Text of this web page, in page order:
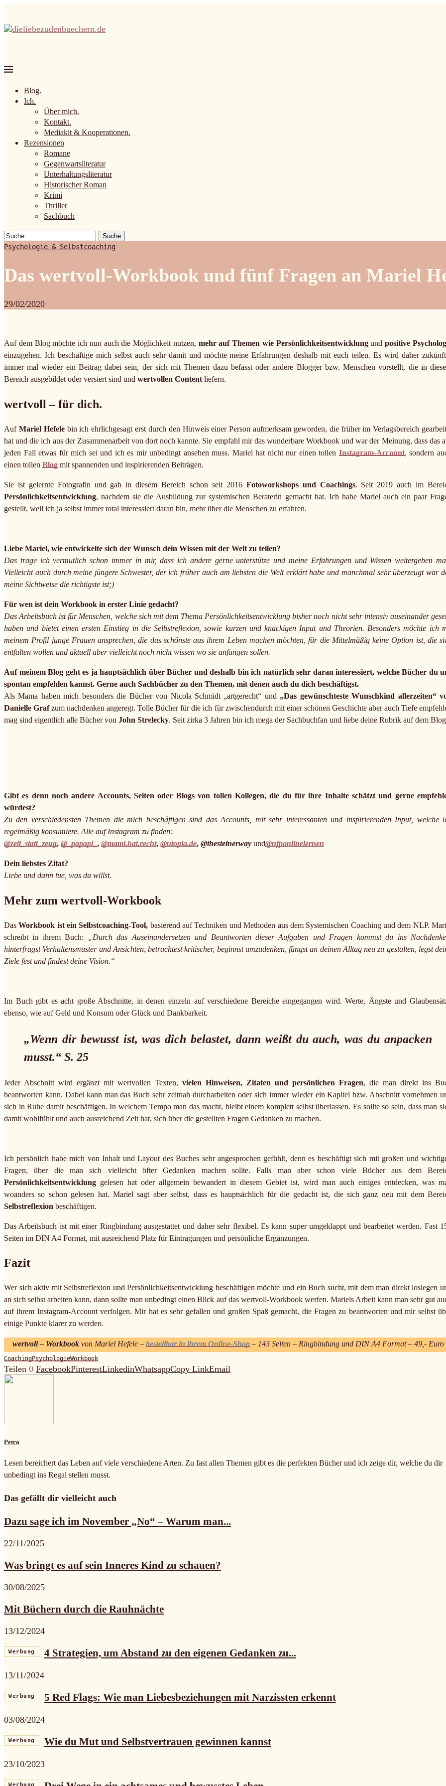
Blog.
Ich.
Über mich.
Kontakt.
Mediakit & Kooperationen.
Rezensionen
Romane
Gegenwartsliteratur
Unterhaltungsliteratur
Historischer Roman
Krimi
Thriller
Sachbuch
Suche
Psychologie & Selbstcoaching
Das wertvoll-Workbook und fünf Fragen an Mariel
29/02/2020
Auf dem Blog möchte ich nun auch die Möglichkeit nutzen, mehr auf Themen wie Persönlichkeitsentwicklungundpositive
einzugehen. Ich beschäftige mich selbst auch sehr damit und möchte meine Erfahrungen deshalb mit euch teilen. Es wird daher
immer mal wieder ein Beitrag dabei sein, der sich mit Themen dazu befasst oder andere Blogger bzw. Menschen vorstellt, die in
Bereich ausgebildet oder versiert sind und wertvollen Content liefern.
wertvoll – für dich.
Auf Mariel Hefelebin ich ehrlichgesagt erst durch den Hinweis einer Person aufmerksam geworden, die früher im Verlagsbereich
hat und die ich aus der Zusammenarbeit von dort noch kannte. Sie empfahl mir das wunderbare Workbook und war der Meinung, dass das
jeden Fall etwas für mich sei und ich es mir unbedingt ansehen muss. Mariel hat nicht nur einen tollen Instagram-Account, sondern
einen tollen Blog mit spannenden und inspirierenden Beiträgen.
Sie ist gelernte Fotografin und gab in diesem Bereich schon seit 2016 Fotoworkshops und Coachings. Seit 2019 auch im
Persönlichkeitsentwicklung, nachdem sie die Ausbildung zur systemischen Beraterin gemacht hat. Ich habe Mariel auch ein paar
gestellt, weil ich ja selbst immer total interessiert daran bin, mehr über die Menschen zu erfahren.
Liebe Mariel, wie entwickelte sich der Wunsch dein Wissen mit der Welt zu teilen?
Das trage ich vermutlich schon immer in mir, dass ich andere gerne unterstütze und meine Erfahrungen und Wissen weitergeben
Vielleicht auch durch meine jüngere Schwester, der ich früher auch am liebsten die Welt erklärt habe und manchmal sehr überzeugt war
meine Sichtweise die richtigste ist;)
Für wen ist dein Workbook in erster Linie gedacht?
Das Arbeitsbuch ist für Menschen, welche sich mit dem Thema Persönlichkeitsentwicklung bisher noch nicht sehr intensiv auseinander
haben und bietet einen ersten Einstieg in die Selbstreflexion, sowie kurzen und knackigen Input und Theorien. Besonders möchte ich
meinem Profil junge Frauen ansprechen, die das schönste aus ihrem Leben machen möchten, für die Mittelmäßig keine Option ist, die
entfalten wollen und aktuell aber vielleicht noch nicht wissen wo sie anfangen sollen.
Auf meinem Blog geht es ja hauptsächlich über Bücher und deshalb bin ich natürlich sehr daran interessiert, welche Bücher du
spontan empfehlen kannst. Gerne auch Sachbücher zu den Themen, mit denen auch du dich beschäftigst.
Als Mama haben mich besonders die Bücher von Nicola Schmidt „artgerecht“ und „Das gewünschteste Wunschkind allerzeiten“
Danielle Grafzum nachdenken angeregt. Tolle Bücher für die ich für zwischendurch mit einer schönen Geschichte aber auch Tiefe
mag sind eigentlich alle Bücher von John Strelecky. Seit zirka 3 Jahren bin ich mega der Sachbuchfan und liebe deine Rubrik auf dem
Gibt es denn noch andere Accounts, Seiten oder Blogs von tollen Kollegen, die du für ihre Inhalte schätzt und gerne
würdest?
Zu den verschiedensten Themen die mich beschäftigen sind das Accounts, mit sehr interessanten und inspirierenden Input, welche
regelmäßig konsumiere. Alle auf Instagram zu finden:
@zeit_statt_zeug, @_papapi_ , @mami.hat.recht, @utopia.de, @thesteinerway und@nfponlinelernen
Dein liebstes Zitat?
Liebe und dann tue, was du willst.
Mehr zum wertvoll-Workbook
DasWorkbook ist ein Selbstcoaching-Tool, basierend auf Techniken und Methoden aus dem Systemischen Coaching und dem NLP.
schreibt in ihrem Buch:
„Durch das Auseinandersetzen und Beantworten dieser Aufgaben und Fragen kommst du ins
hinterfragst Verhaltensmuster und Ansichten, betrachtest kritischer, beginnst umzudenken, fängst an deinen Alltag neu zu gestalten, legst
Ziele fest und findest deine Vision.“
Im Buch gibt es acht große Abschnitte, in denen einzeln auf verschiedene Bereiche eingegangen wird. Werte, Ängste und
ebenso, wie auf Geld und Konsum oder Glück und Dankbarkeit.
„Wenn dir bewusst ist, was dich belastet, dann weißt du auch, was du anpacken
musst.“ S. 25
Jeder Abschnitt wird ergänzt mit wertvollen Texten, vielen Hinweisen, Zitaten und persönlichen Fragen, die man direkt ins
beantworten kann. Dabei kann man das Buch sehr zeitnah durcharbeiten oder sich immer wieder ein Kapitel bzw. Abschnitt vornehmen
sich in Ruhe damit beschäftigen. In welchem Tempo man das macht, bleibt einem komplett selbst überlassen. Es sollte so sein, dass man
damit wohlfühlt und auch ausreichend Zeit hat, sich über die gestellten Fragen Gedanken zu machen.
Ich persönlich habe mich von Inhalt und Layout des Buches sehr angesprochen gefühlt, denn es beschäftigt sich mit großen und
Fragen, über die man sich vielleicht öfter Gedanken machen sollte. Falls man aber schon viele Bücher aus dem
Persönlichkeitsentwicklung gelesen hat oder allgemein bewandert in diesem Gebiet ist, wird man auch einiges entdecken, was
woanders so schon gelesen hat. Mariel sagt aber selbst, dass es hauptsächlich für die gedacht ist, die sich ganz neu mit dem
Selbstreflexion beschäftigen.
Das Arbeitsbuch ist mit einer Ringbindung ausgestattet und daher sehr flexibel. Es kann super umgeklappt und bearbeitet werden. Fast
Seiten im DIN A4 Format, mit ausreichend Platz für Eintragungen und persönliche Ergänzungen.
Fazit
Wer sich aktiv mit Selbstreflexion und Persönlichkeitsentwicklung beschäftigen möchte und ein Buch sucht, mit dem man direkt loslegen
an sich selbst arbeiten kann, dann sollte man unbedingt einen Blick auf das wertvoll-Workbook werfen. Mariels Arbeit kann man sehr gut
auf ihrem Instagram-Account verfolgen. Mir hat es sehr gefallen und großen Spaß gemacht, die Fragen zu beantworten und mir selbst
einige Punkte klarer zu werden.
wertvoll – Workbookvon Mariel Hefele – bestellbar in ihrem Online-Shop– 143 Seiten – Ringbindung und DIN A4 Format – 49,- Euro
CoachingPsychologieWorkbook
Teilen 0 FacebookPinterestLinkedinWhatsappCopy LinkEmail
Petra
Lesen bereichert das Leben auf viele verschiedene Arten. Zu fast allen Themen gibt es die perfekten Bücher und ich zeige dir, welche du dir
unbedingt ins Regal stellen musst.
Das gefällt dir vielleicht auch
Dazu sage ich im November „No“ – Warum man...
22/11/2025
Was bringt es auf sein Inneres Kind zu schauen?
30/08/2025
Mit Büchern durch die Rauhnächte
13/12/2024
Werbung 4 Strategien, um Abstand zu den eigenen Gedanken zu...
13/11/2024
Werbung 5 Red Flags: Wie man Liebesbeziehungen mit Narzissten erkennt
03/08/2024
Werbung Wie du Mut und Selbstvertrauen gewinnen kannst
23/10/2023